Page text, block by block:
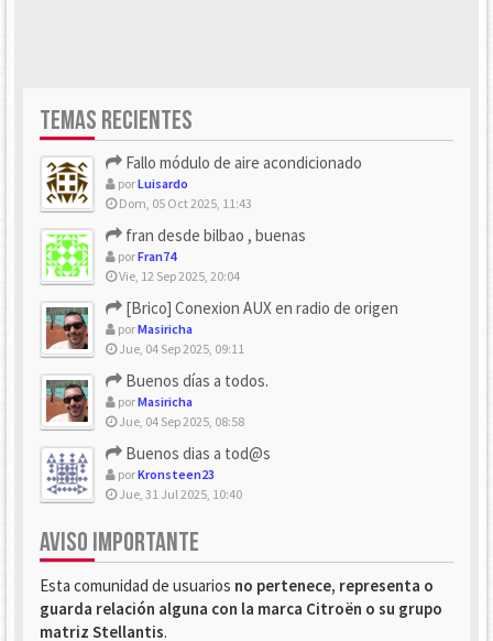
TEMAS RECIENTES
Fallo módulo de aire acondicionado
porLuisardo
Dom, 05 Oct 2025, 11:43
fran desde bilbao , buenas
porFran74
Vie, 12 Sep 2025, 20:04
[Brico] Conexion AUX en radio de origen
porMasiricha
Jue, 04 Sep 2025, 09:11
Buenos días a todos.
porMasiricha
Jue, 04 Sep 2025, 08:58
Buenos dias a tod@s
porKronsteen23
Jue, 31 Jul 2025, 10:40
AVISO IMPORTANTE
Esta comunidad de usuarios no pertenece, representa o
guarda relación alguna con la marca Citroën o su grupo
matriz Stellantis.